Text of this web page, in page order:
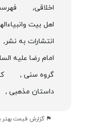
اخلاقی,
اهل بیت
انتشارات به نشر,
امام رضا علیه
گروه سنی ,
داستان مذهبی ,
گزارش قیمت بهتر